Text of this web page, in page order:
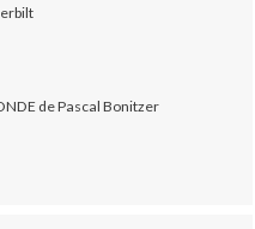
de Pascal Bonitzer